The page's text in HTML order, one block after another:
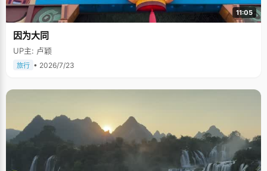
11:05
因为大同
UP主: 卢颖
旅行 • 2026/7/23